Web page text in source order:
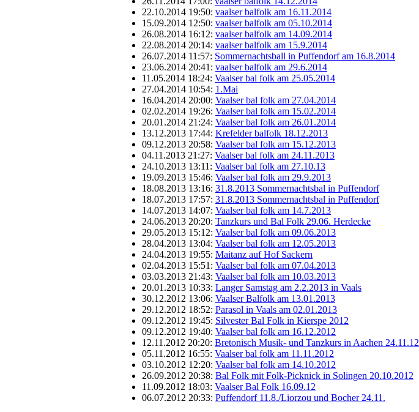
22.10.2014 19:50: vaalser balfolk am 16.11.2014
15.09.2014 12:50: vaalser balfolk am 05.10.2014
26.08.2014 16:12: vaalser balfolk am 14.09.2014
22.08.2014 20:14: vaalser balfolk am 15.9.2014
26.07.2014 11:57: Sommernachtsball in Puffendorf am 16.8.2014
23.06.2014 20:41: vaalser balfolk am 29.6.2014
11.05.2014 18:24: Vaalser bal folk am 25.05.2014
27.04.2014 10:54: 1.Mai
16.04.2014 20:00: Vaalser bal folk am 27.04.2014
02.02.2014 19:26: Vaalser bal folk am 15.02.2014
20.01.2014 21:24: Vaalser bal folk am 26.01.2014
13.12.2013 17:44: Krefelder balfolk 18.12.2013
09.12.2013 20:58: Vaalser bal folk am 15.12.2013
04.11.2013 21:27: Vaalser bal folk am 24.11.2013
24.10.2013 13:11: Vaalser bal folk am 27.10.13
19.09.2013 15:46: Vaalser bal folk am 29.9.2013
18.08.2013 13:16: 31.8.2013 Sommernachtsbal in Puffendorf
18.07.2013 17:57: 31.8.2013 Sommernachtsbal in Puffendorf
14.07.2013 14:07: Vaalser bal folk am 14.7.2013
24.06.2013 20:20: Tanzkurs und Bal Folk 29.06. Herdecke
29.05.2013 15:12: Vaalser bal folk am 09.06.2013
28.04.2013 13:04: Vaalser bal folk am 12.05.2013
24.04.2013 19:55: Maitanz auf Hof Sackern
02.04.2013 15:51: Vaalser bal folk am 07.04.2013
03.03.2013 21:43: Vaalser bal folk am 10.03.2013
20.01.2013 10:33: Langer Samstag am 2.2.2013 in Vaals
30.12.2012 13:06: Vaalser Balfolk am 13.01.2013
29.12.2012 18:52: Parasol in Vaals am 02.01.2013
09.12.2012 19:45: Silvester Bal Folk in Kierspe 2012
09.12.2012 19:40: Vaalser bal folk am 16.12.2012
12.11.2012 20:20: Bretonisch Musik- und Tanzkurs in Aachen 24.11.12
05.11.2012 16:55: Vaalser bal folk am 11.11.2012
03.10.2012 12:20: Vaalser bal folk am 14.10.2012
26.09.2012 20:38: Bal Folk mit Folk-Picknick in Solingen 20.10.2012
11.09.2012 18:03: Vaalser Bal Folk 16.09.12
06.07.2012 20:33: Puffendorf 11.8./Liorzou und Bocher 24.11.